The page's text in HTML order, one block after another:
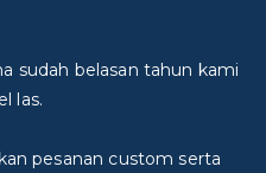
sudah belasan tahun kami
las.
pesanan custom serta